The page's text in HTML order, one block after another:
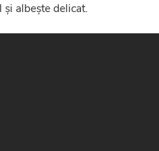
albește delicat.